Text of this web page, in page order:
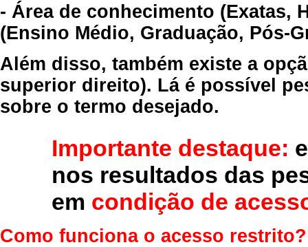
- Área de conhecimento (Exatas,
(Ensino Médio, Graduação, Pós-
Além disso, também existe a
superior direito). Lá é possível
sobre o termo desejado.
Importante destaque:
nos resultados das
em condição de
Como funciona o acesso restrito?